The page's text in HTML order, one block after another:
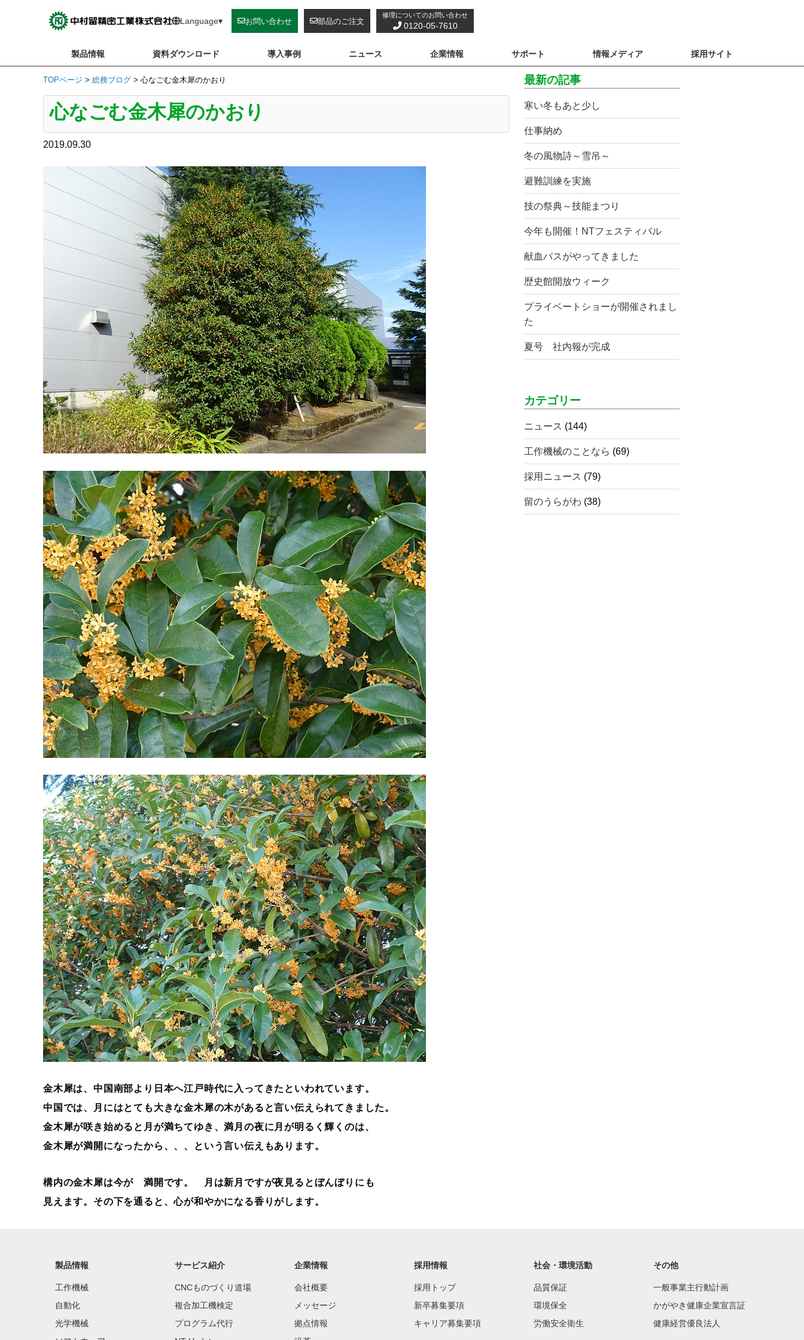
Language▾ お問い合わせ 部品のご注文
修理についてのお問い合わせ
0120-05-7610
製品情報 資料ダウンロード 導入事例 ニュース 企業情報 サポート 情報メディア 採用サイト
TOPページ > 総務ブログ > 心なごむ金木犀のかおり
心なごむ金木犀のかおり
2019.09.30
金木犀は、中国南部より日本へ江戸時代に入ってきたといわれています。
中国では、月にはとても大きな金木犀の木があると言い伝えられてきました。
金木犀が咲き始めると月が満ちてゆき、満月の夜に月が明るく輝くのは、
金木犀が満開になったから、、、という言い伝えもあります。
構内の金木犀は今が 満開です。 月は新月ですが夜見るとぼんぼりにも
見えます。その下を通ると、心が和やかになる香りがします。
最新の記事
寒い冬もあと少し
仕事納め
冬の風物詩～雪吊～
避難訓練を実施
技の祭典～技能まつり
今年も開催！NTフェスティバル
献血バスがやってきました
歴史館開放ウィーク
プライベートショーが開催されまし
た
夏号 社内報が完成
カテゴリー
ニュース (144)
工作機械のことなら (69)
採用ニュース (79)
留のうらがわ (38)
製品情報
工作機械
自動化
光学機械
サービス紹介
CNCものづくり道場
複合加工機検定
プログラム代行
企業情報
会社概要
メッセージ
拠点情報
採用情報
採用トップ
新卒募集要項
キャリア募集要項
社会・環境活動
品質保証
環境保全
労働安全衛生
その他
一般事業主行動計画
かがやき健康企業宣言証
健康経営優良法人